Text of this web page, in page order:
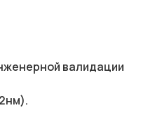
валидации